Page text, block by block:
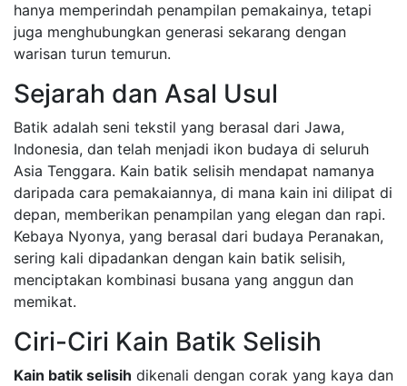
hanya memperindah penampilan pemakainya, tetapi
juga menghubungkan generasi sekarang dengan
warisan turun temurun.
Sejarah dan Asal Usul
Batik adalah seni tekstil yang berasal dari Jawa,
Indonesia, dan telah menjadi ikon budaya di seluruh
Asia Tenggara. Kain batik selisih mendapat namanya
daripada cara pemakaiannya, di mana kain ini dilipat di
depan, memberikan penampilan yang elegan dan rapi.
Kebaya Nyonya, yang berasal dari budaya Peranakan,
sering kali dipadankan dengan kain batik selisih,
menciptakan kombinasi busana yang anggun dan
memikat.
Ciri-Ciri Kain Batik Selisih
Kain batik selisih dikenali dengan corak yang kaya dan